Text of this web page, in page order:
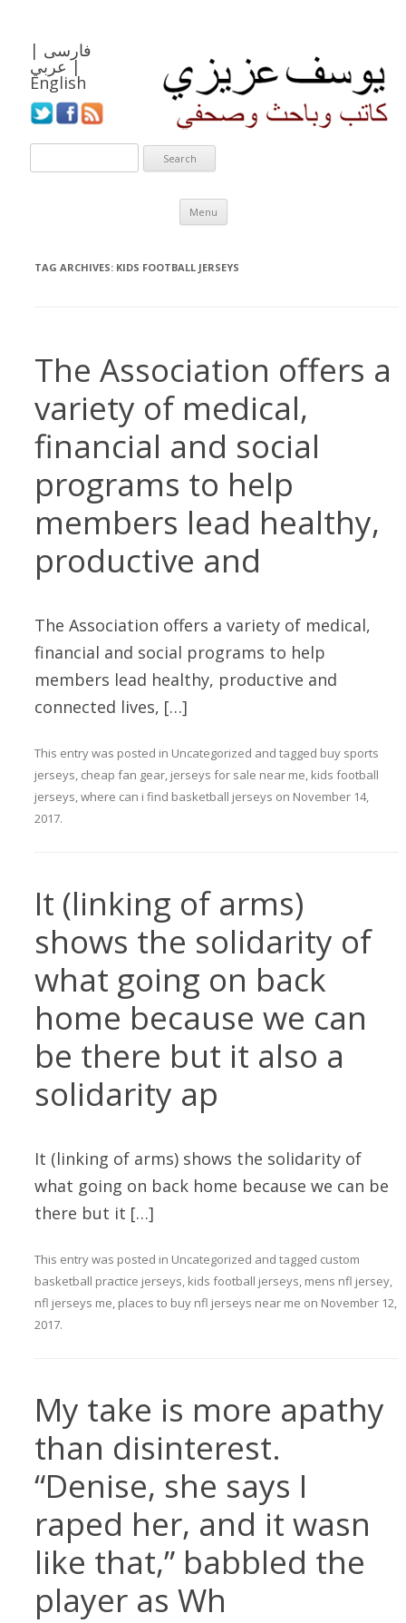
فارسی |
عربي |
English
Menu
Skip to content
TAG ARCHIVES: KIDS FOOTBALL JERSEYS
The Association offers a
variety of medical,
financial and social
programs to help
members lead healthy,
productive and
The Association offers a variety of medical,
financial and social programs to help
members lead healthy, productive and
connected lives, […]
This entry was posted in Uncategorized and tagged buy sports
jerseys, cheap fan gear, jerseys for sale near me, kids football
jerseys,where can i find basketball jerseys on November 14,
2017.
It (linking of arms)
shows the solidarity of
what going on back
home because we can
be there but it also a
solidarity ap
It (linking of arms) shows the solidarity of
what going on back home because we can be
there but it […]
This entry was posted in Uncategorized and tagged custom
basketball practice jerseys, kids football jerseys, mens nfl jersey,
nfl jerseys me, places to buy nfl jerseys near me on November 12,
2017.
My take is more apathy
than disinterest.
“Denise, she says I
raped her, and it wasn
like that,” babbled the
player as Wh